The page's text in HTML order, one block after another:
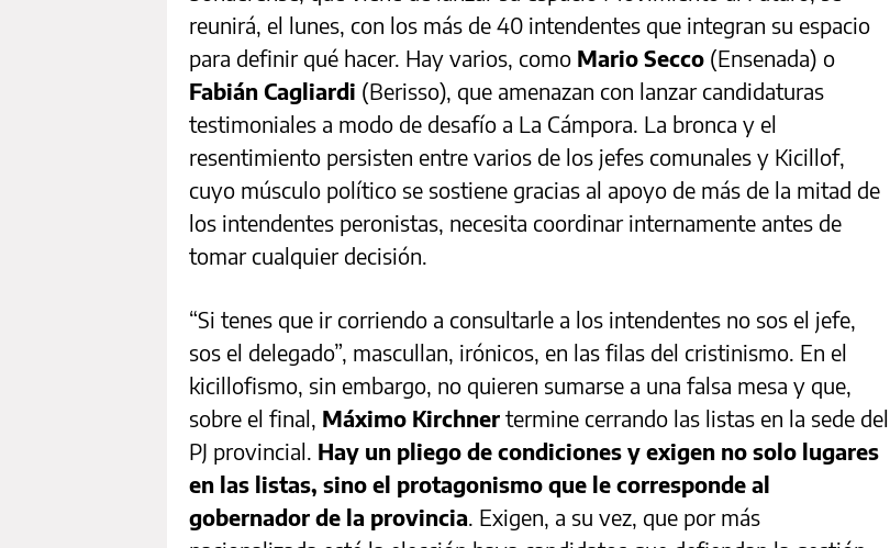
reunirá, el lunes, con los más de 40 intendentes que integran su espacio
para definir qué hacer. Hay varios, como Mario Secco (Ensenada) o
Fabián Cagliardi (Berisso), que amenazan con lanzar candidaturas
testimoniales a modo de desafío a La Cámpora. La bronca y el
resentimiento persisten entre varios de los jefes comunales y Kicillof,
cuyo músculo político se sostiene gracias al apoyo de más de la mitad de
los intendentes peronistas, necesita coordinar internamente antes de
tomar cualquier decisión.
“Si tenes que ir corriendo a consultarle a los intendentes no sos el jefe,
sos el delegado”, mascullan, irónicos, en las filas del cristinismo. En el
kicillofismo, sin embargo, no quieren sumarse a una falsa mesa y que,
sobre el final, Máximo Kirchner termine cerrando las listas en la sede del
PJ provincial. Hay un pliego de condiciones y exigen no solo lugares
en las listas, sino el protagonismo que le corresponde al
gobernador de la provincia. Exigen, a su vez, que por más